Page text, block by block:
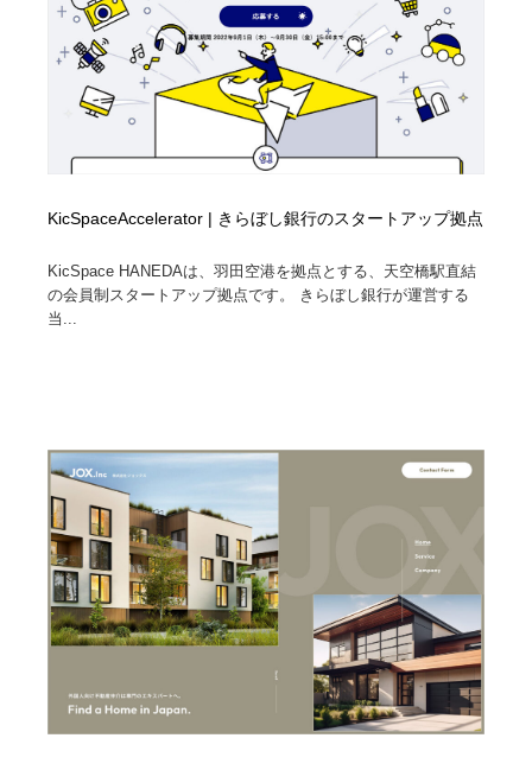
KicSpaceAccelerator | きらぼし銀行のスタートアップ拠点
KicSpace HANEDAは、羽田空港を拠点とする、天空橋駅直結
の会員制スタートアップ拠点です。 きらぼし銀行が運営する
当...